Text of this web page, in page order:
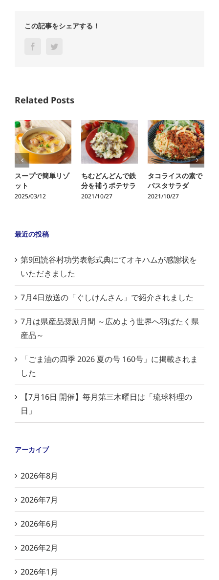
この記事をシェアする！
Facebook
Related Posts
スープで簡単リゾ
ット
2025/03/12
ちむどんどんで鉄
分を補うポテサラ
2021/10/27
タコライスの素で
パスタサラダ
2021/10/27
最近の投稿
第9回読谷村功労表彰式典にてオキハムが感謝状を
いただきました
7月4日放送の「ぐしけんさん」で紹介されました
7月は県産品奨励月間 ～広めよう世界へ羽ばたく県
産品～
「ごま油の四季 2026 夏の号 160号」に掲載されま
した
【7月16日 開催】毎月第三木曜日は「琉球料理の
日」
アーカイブ
2026年8月
2026年7月
2026年6月
2026年2月
2026年1月